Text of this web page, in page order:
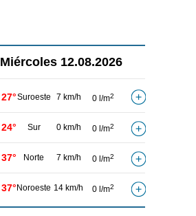
Miércoles 12.08.2026
27°Suroeste 7 km/h 0 l/m2
24° Sur 0 km/h 0 l/m2
37° Norte 7 km/h 0 l/m2
37° Noroeste 14 km/h 0 l/m2